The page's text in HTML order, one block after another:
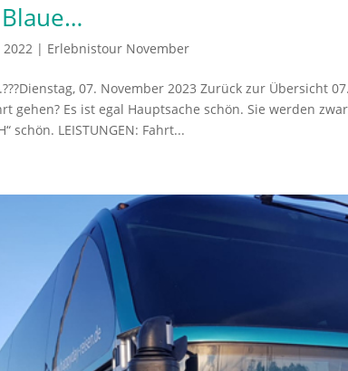
2022 | Erlebnistour November
07. November 2023 Zurück zur Übersicht
gehen? Es ist egal Hauptsache schön. Sie werden
schön. LEISTUNGEN: Fahrt...